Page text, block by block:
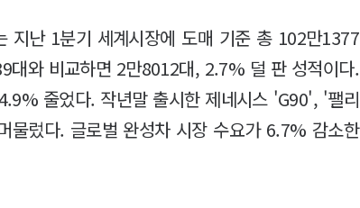
지난 1분기 세계시장에 도매 기준 총 102만1377
대와 비교하면 2만8012대, 2.7% 덜 판 성적이다.
줄었다. 작년말 출시한 제네시스 'G90', '팰리
물렀다. 글로벌 완성차 시장 수요가 6.7% 감소한